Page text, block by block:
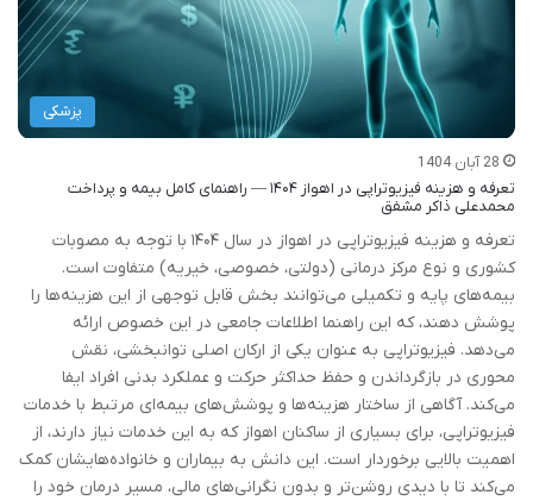
پزشکی
28 آبان 1404
تعرفه و هزینه فیزیوتراپی در اهواز ۱۴۰۴ — راهنمای کامل بیمه و پرداخت
محمدعلی ذاکر مشفق
تعرفه و هزینه فیزیوتراپی در اهواز در سال ۱۴۰۴ با توجه به مصوبات
کشوری و نوع مرکز درمانی (دولتی، خصوصی، خیریه) متفاوت است.
بیمه‌های پایه و تکمیلی می‌توانند بخش قابل توجهی از این هزینه‌ها را
پوشش دهند، که این راهنما اطلاعات جامعی در این خصوص ارائه
می‌دهد. فیزیوتراپی به عنوان یکی از ارکان اصلی توانبخشی، نقش
محوری در بازگرداندن و حفظ حداکثر حرکت و عملکرد بدنی افراد ایفا
می‌کند. آگاهی از ساختار هزینه‌ها و پوشش‌های بیمه‌ای مرتبط با خدمات
فیزیوتراپی، برای بسیاری از ساکنان اهواز که به این خدمات نیاز دارند، از
اهمیت بالایی برخوردار است. این دانش به بیماران و خانواده‌هایشان کمک
می‌کند تا با دیدی روشن‌تر و بدون نگرانی‌های مالی، مسیر درمان خود را